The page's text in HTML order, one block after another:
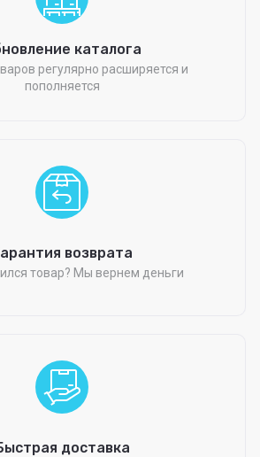
каталога
регулярно расширяется и
пополняется
возврата
товар? Мы вернем деньги
доставка